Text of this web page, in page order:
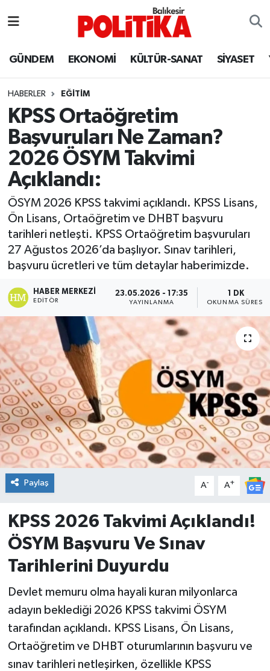
GÜNDEM EKONOMİ KÜLTÜR-SANAT SİYASET
HABERLER EĞİTİM
KPSS Ortaöğretim
Başvuruları Ne Zaman?
2026 ÖSYM Takvimi
Açıklandı:
ÖSYM 2026 KPSS takvimi açıklandı. KPSS Lisans,
Ön Lisans, Ortaöğretim ve DHBT başvuru
tarihleri netleşti. KPSS Ortaöğretim başvuruları
27 Ağustos 2026’da başlıyor. Sınav tarihleri,
başvuru ücretleri ve tüm detaylar haberimizde.
HABER MERKEZI
EDITÖR
23.05.2026 - 17:35
YAYINLANMA
1 DK
OKUNMA SÜRESI
Paylaş A- A+
KPSS 2026 Takvimi Açıklandı!
ÖSYM Başvuru Ve Sınav
Tarihlerini Duyurdu
Devlet memuru olma hayali kuran milyonlarca
adayın beklediği 2026 KPSS takvimi ÖSYM
tarafından açıklandı. KPSS Lisans, Ön Lisans,
Ortaöğretim ve DHBT oturumlarının başvuru ve
sınav tarihleri netleşirken, özellikle KPSS
Ayvalık
Balya
Bandırma
Bigadiç
BİYOGRAFİLER
Burhaniye
ÇEVRE
DÜNYA
Dursunbey
Edremit
EĞİTİM
EKONOMİ
Erdek
Gömeç
Havran
İvrindi
KENT GÜNDEMİ
Kepsut
KÜLTÜR-SANAT
Balıkesir Hava Durumu
Balıkesir Namaz Vakitleri
Balıkesir Trafik Yoğunluk Haritası
Süper Lig Puan Durumu ve Fikstür
Tüm Manşetler
Son Dakika Haberleri
Haber Arşivi